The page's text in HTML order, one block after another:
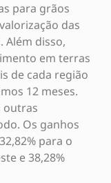
para grãos
das
Além disso,
em terras
de cada região
12 meses.
outras
Os ganhos
para o
e 38,28%